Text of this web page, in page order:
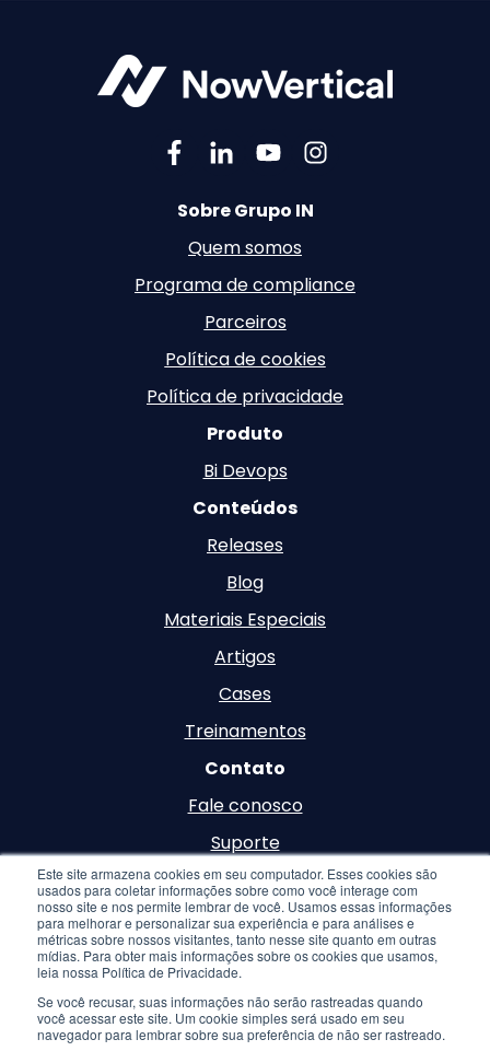
Este site armazena cookies em seu computador. Esses cookies são
usados para coletar informações sobre como você interage com
nosso site e nos permite lembrar de você. Usamos essas informações
para melhorar e personalizar sua experiência e para análises e
métricas sobre nossos visitantes, tanto nesse site quanto em outras
mídias. Para obter mais informações sobre os cookies que usamos,
leia nossa Política de Privacidade.
Se você recusar, suas informações não serão rastreadas quando
você acessar este site. Um cookie simples será usado em seu
navegador para lembrar sobre sua preferência de não ser rastreado.
Sobre Grupo IN
Quem somos
Programa de compliance
Parceiros
Política de cookies
Política de privacidade
Produto
Bi Devops
Conteúdos
Releases
Blog
Materiais Especiais
Artigos
Cases
Treinamentos
Contato
Fale conosco
Suporte
Carreira
© 2026 Inteligência de Negócios. Todos os Direitos
Reservados. Desenvolvido porHook